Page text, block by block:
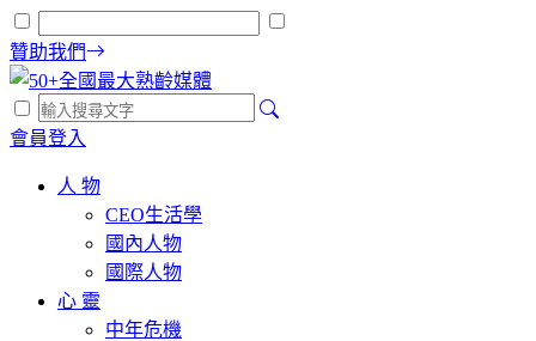
贊助我們
會員登入
人 物
CEO生活學
國內人物
國際人物
心 靈
中年危機